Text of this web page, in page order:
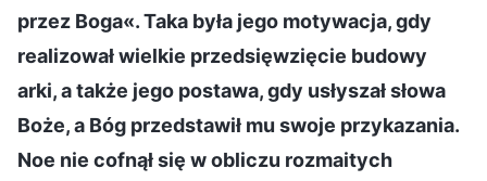
przez Boga«. Taka była jego motywacja, gdy
realizował wielkie przedsięwzięcie budowy
arki, a także jego postawa, gdy usłyszał słowa
Boże, a Bóg przedstawił mu swoje przykazania.
Noe nie cofnął się w obliczu rozmaitych